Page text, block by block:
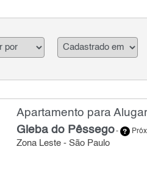
Apartamento para
Gleba do Pêssego-
Zona Leste - São Paulo